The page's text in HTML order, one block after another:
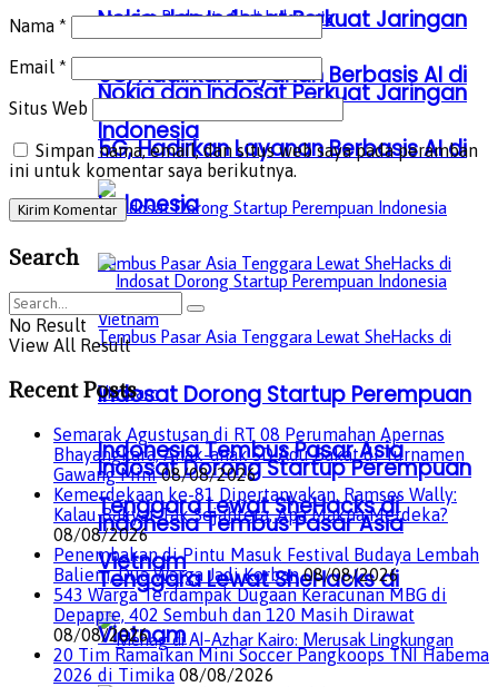
Nokia dan Indosat Perkuat Jaringan
5G, Hadirkan Layanan Berbasis AI di
Indonesia
Indosat Dorong Startup Perempuan
Indonesia Tembus Pasar Asia
Tenggara Lewat SheHacks di
Vietnam
Nokia dan Indosat Perkuat Jaringan
5G, Hadirkan Layanan Berbasis AI di
Indonesia
Indosat Dorong Startup Perempuan
Indonesia Tembus Pasar Asia
Tenggara Lewat SheHacks di
Vietnam
Nama *
Email *
Situs Web
Simpan nama, email, dan situs web saya pada peramban
ini untuk komentar saya berikutnya.
Search
No Result
View All Result
Recent Posts
Semarak Agustusan di RT 08 Perumahan Apernas
Bhayangkara, Anak-anak SD Adu Bakat di Turnamen
Gawang Mini 08/08/2026
Kemerdekaan ke-81 Dipertanyakan, Ramses Wally:
Kalau Rakyat Tak Sejahtera, Apa Makna Merdeka?
08/08/2026
Penembakan di Pintu Masuk Festival Budaya Lembah
Baliem, Dua Warga Jadi Korban 08/08/2026
543 Warga Terdampak Dugaan Keracunan MBG di
Depapre, 402 Sembuh dan 120 Masih Dirawat
08/08/2026
20 Tim Ramaikan Mini Soccer Pangkoops TNI Habema
2026 di Timika 08/08/2026